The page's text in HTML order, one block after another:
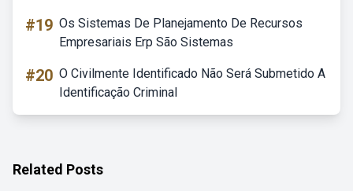
#19 Os Sistemas De Planejamento De Recursos
Empresariais Erp São Sistemas
#20 O Civilmente Identificado Não Será Submetido A
Identificação Criminal
Related Posts